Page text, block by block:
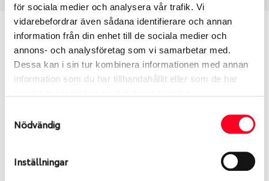
för sociala medier och analysera vår trafik. Vi
vidarebefordrar även sådana identifierare och annan
information från din enhet till de sociala medier och
annons- och analysföretag som vi samarbetar med.
Dessa kan i sin tur kombinera informationen med annan
information som du har tillhandahållit eller som de har
Nödvändig
Inställningar
Passar detta däck min bil?
Ange registreringsnummer för att se om det däck
du valt passar din bilmodell. Om du köper däck som
dimensioner. Ibland kan fälgen ha bytts ut under
årens lopp och inte vara samma dimension som